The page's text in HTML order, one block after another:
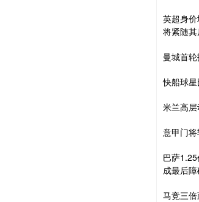
英超身
将紧随
曼城首
快船球
米兰高
意甲门
巴萨
成最后
马竞三